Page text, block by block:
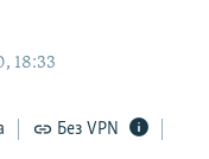
18:33
Без VPN